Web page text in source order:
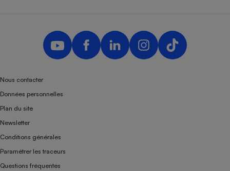
Nous contacter
Données personnelles
Plan du site
Newsletter
Conditions générales
Paramétrer les traceurs
Questions fréquentes